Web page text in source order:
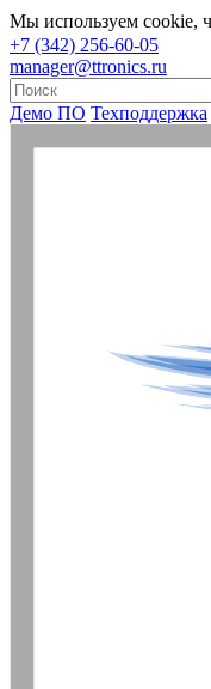
Мы используем cookie,
+7 (342) 256-60-05
manager@ttronics.ru
Демо ПО Техподдержка